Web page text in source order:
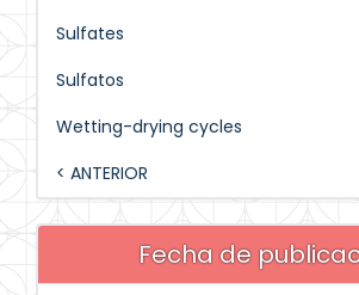
Sulfates
Sulfatos
Wetting-drying cycles
< ANTERIOR
Fecha de